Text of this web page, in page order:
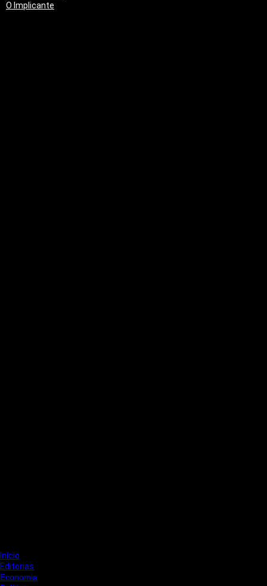
O Implicante
Início
Editorias
Economia